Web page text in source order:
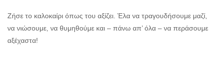
Ζήσε το καλοκαίρι όπως του αξίζει. Έλα να τραγουδήσουμε μαζί,
να νιώσουμε, να θυμηθούμε και – πάνω απ’ όλα – να περάσουμε
αξέχαστα!